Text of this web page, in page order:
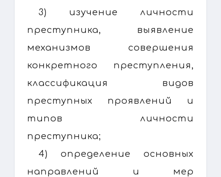
3) изучение личности
преступника, выявление
механизмов совершения
конкретного преступления,
классификация видов
преступных проявлений и
типов личности
преступника;
4) определение основных
направлений и мер